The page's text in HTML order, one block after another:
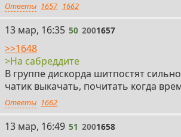
Ответы 1657 1662
50
13 мар, 16:35 50 2001657
>>1648
>На сабреддите
В группе дискорда шитпостят
чатик выкачать, почитать когда
Ответы 1662
51
13 мар, 16:49 51 2001658